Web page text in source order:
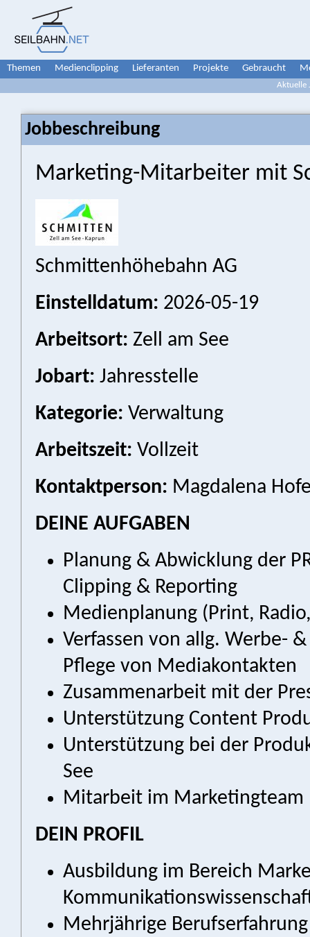
Themen Medienclipping Lieferanten Projekte Gebraucht
Aktuelle
Jobbeschreibung
Marketing-Mitarbeiter mit
Schmittenhöhebahn AG
Einstelldatum: 2026-05-19
Arbeitsort: Zell am See
Jobart: Jahresstelle
Kategorie: Verwaltung
Arbeitszeit: Vollzeit
Kontaktperson: Magdalena
DEINE AUFGABEN
Planung & Abwicklung der
Clipping & Reporting
Medienplanung (Print,
Verfassen von allg. Werbe-
Pflege von Mediakontakten
Zusammenarbeit mit der
Unterstützung Content
Unterstützung bei der
See
Mitarbeit im Marketingteam
DEIN PROFIL
Ausbildung im Bereich
Mehrjährige